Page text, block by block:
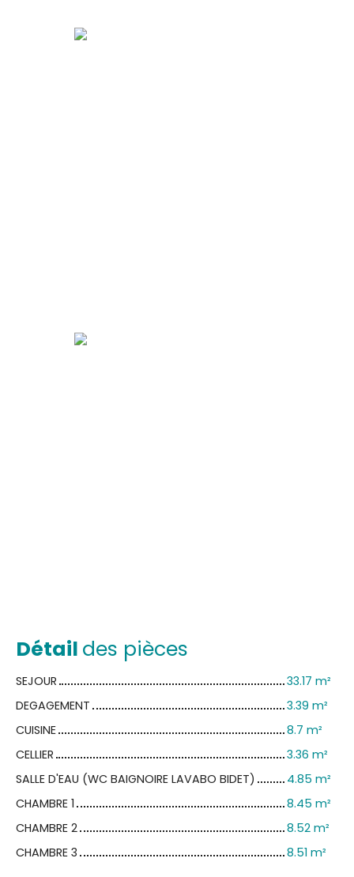
Détail des pièces
SEJOUR
33.17 m²
DEGAGEMENT
3.39 m²
CUISINE
8.7 m²
CELLIER
3.36 m²
SALLE D'EAU (WC BAIGNOIRE LAVABO BIDET)
4.85 m²
CHAMBRE 1
8.45 m²
CHAMBRE 2
8.52 m²
CHAMBRE 3
8.51 m²